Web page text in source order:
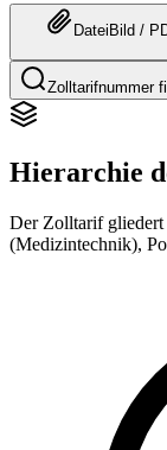
Datei Bild /
Zolltarifnummer
Hierarchie
Der Zolltarif
(Medizintechnik),